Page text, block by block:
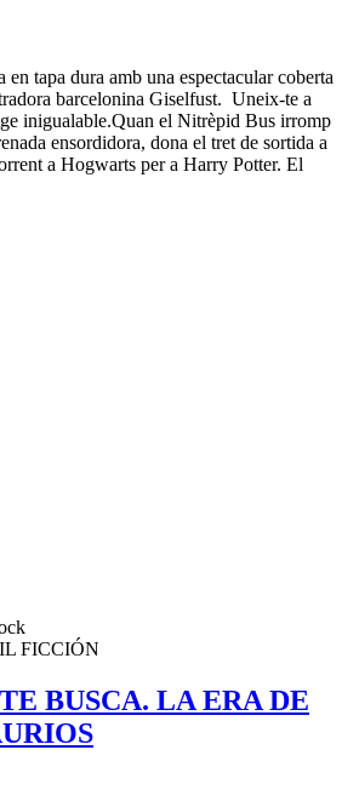
tapa dura amb una espectacular coberta
barcelonina Giselfust. Uneix-te a
inigualable.Quan el Nitrèpid Bus irromp
ensordidora, dona el tret de sortida a
a Hogwarts per a Harry Potter. El
FICCIÓN
BUSCA. LA ERA DE